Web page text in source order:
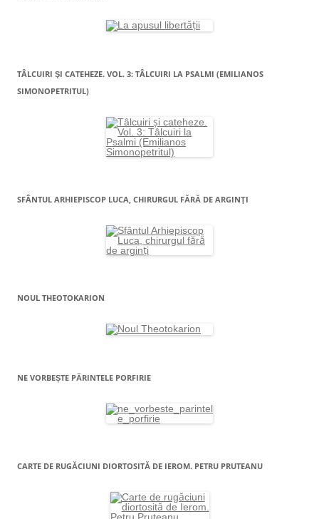
TÂLCUIRI ŞI CATEHEZE. VOL. 3: TÂLCUIRI LA PSALMI (EMILIANOS
SIMONOPETRITUL)
SFÂNTUL ARHIEPISCOP LUCA, CHIRURGUL FĂRĂ DE ARGINŢI
NOUL THEOTOKARION
NE VORBEȘTE PĂRINTELE PORFIRIE
CARTE DE RUGĂCIUNI DIORTOSITĂ DE IEROM. PETRU PRUTEANU